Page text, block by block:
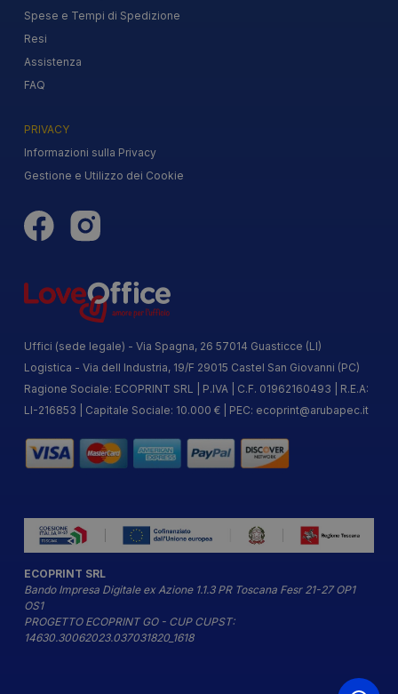
Spese e Tempi di Spedizione
Resi
Assistenza
FAQ
PRIVACY
Informazioni sulla Privacy
Gestione e Utilizzo dei Cookie
Uffici (sede legale) - Via Spagna, 26 57014 Guasticce (LI)
Logistica - Via dell Industria, 19/F 29015 Castel San Giovanni (PC)
Ragione Sociale: ECOPRINT SRL | P.IVA | C.F. 01962160493 | R.E.A:
LI-216853 | Capitale Sociale: 10.000 € | PEC: ecoprint@arubapec.it
ECOPRINT SRL
Bando Impresa Digitale ex Azione 1.1.3 PR Toscana Fesr 21-27 OP1
OS1
PROGETTO ECOPRINT GO - CUP CUPST:
14630.30062023.037031820_1618